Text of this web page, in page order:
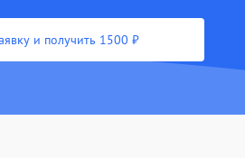
и получить 1500 ₽